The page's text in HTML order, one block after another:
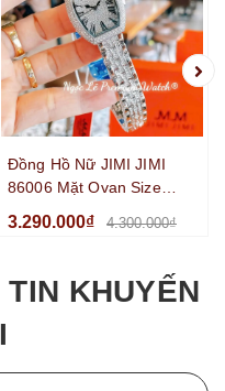
Đồng Hồ Nữ JIMI JIMI
86006 Mặt Ovan Size
Loại Màu Silver Máy Pin
3.290.000₫ 4.300.000₫
KHUYẾN